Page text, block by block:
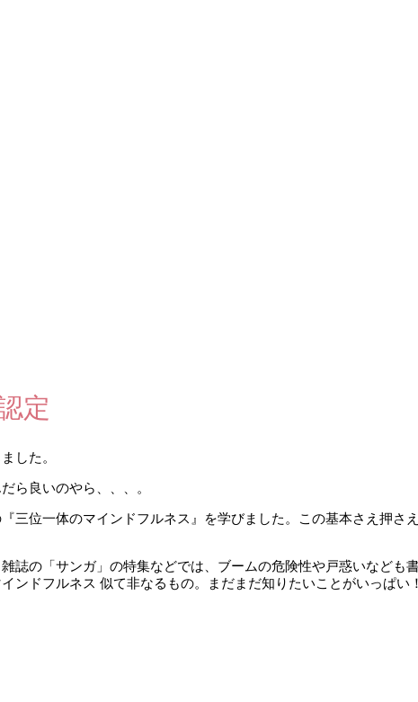
定
した。
ら良いのやら、、、。
位一体のマインドフルネス』を学びました。この基本さえ押さ
の「サンガ」の特集などでは、ブームの危険性や戸惑いなども
ンドフルネス 似て非なるもの。まだまだ知りたいことがいっぱい！